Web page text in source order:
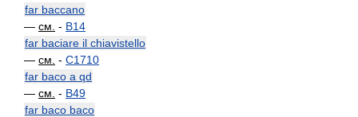
far baccano
— см. - B14
far baciare il chiavistello
— см. - C1710
far baco a qd
— см. - B49
far baco baco